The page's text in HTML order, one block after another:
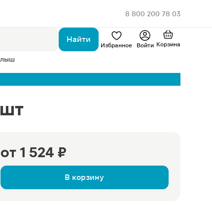
8 800 200 78 03
Найти
Избранное Войти Корзина
от 1 524 ₽
В корзину